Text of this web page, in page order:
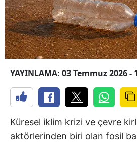
YAYINLAMA: 03 Temmuz 2026 -
Küresel iklim krizi ve çevre
aktörlerinden biri olan fosil